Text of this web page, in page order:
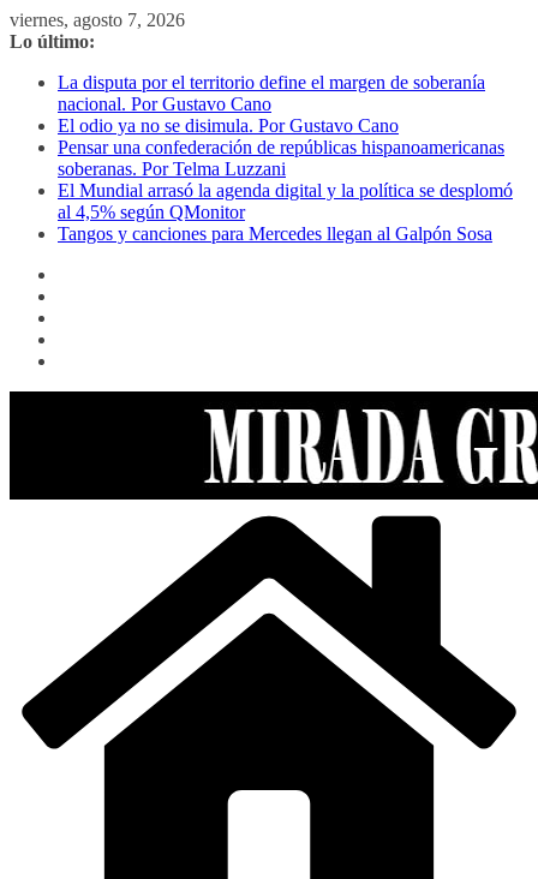
Saltar
al
viernes, agosto 7, 2026
Lo último:
La disputa por el territorio define el margen de soberanía
nacional. Por Gustavo Cano
El odio ya no se disimula. Por Gustavo Cano
Pensar una confederación de repúblicas hispanoamericanas
soberanas. Por Telma Luzzani
El Mundial arrasó la agenda digital y la política se desplomó
al 4,5% según QMonitor
Tangos y canciones para Mercedes llegan al Galpón Sosa